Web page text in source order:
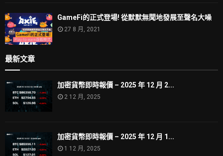
GameFi的正式登場! 從默默無聞地發展至聲名大噪
27 8 月, 2021
最新文章
加密貨幣即時報價 – 2025 年 12 月 2...
2 12 月, 2025
加密貨幣即時報價 – 2025 年 12 月 1...
1 12 月, 2025